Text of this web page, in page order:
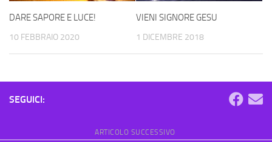
DARE SAPORE E LUCE!
10 FEBBRAIO 2020
VIENI SIGNORE GESU
1 DICEMBRE 2018
SEGUICI:
ARTICOLO SUCCESSIVO